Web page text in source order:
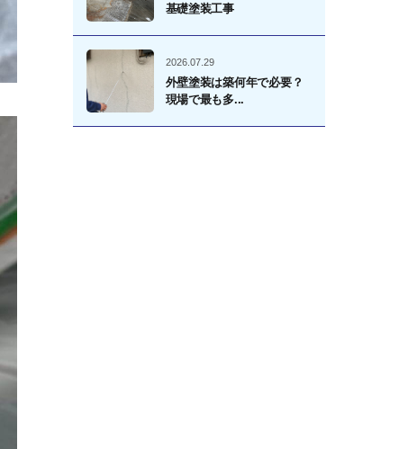
基礎塗装工事
2026.07.29
外壁塗装は築何年で必要？
現場で最も多...